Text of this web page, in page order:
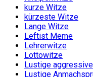
kurze Witze
kürzeste Witze
Lange Witze
Leftist Meme
Lehrerwitze
Lottowitze
Lustige
Lustige